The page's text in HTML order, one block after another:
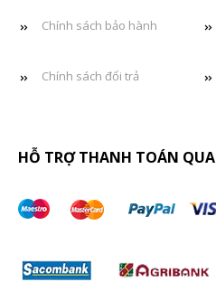
Chính sách bảo hành
Chính sách đổi trả
HỖ TRỢ THANH TOÁN QUA